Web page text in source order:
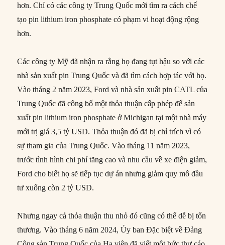
hơn. Chỉ có các công ty Trung Quốc mới tìm ra cách chế
tạo pin lithium iron phosphate có phạm vi hoạt động rộng
hơn.
Các công ty Mỹ đã nhận ra rằng họ đang tụt hậu so với các
nhà sản xuất pin Trung Quốc và đã tìm cách hợp tác với họ.
Vào tháng 2 năm 2023, Ford và nhà sản xuất pin CATL của
Trung Quốc đã công bố một thỏa thuận cấp phép để sản
xuất pin lithium iron phosphate ở Michigan tại một nhà máy
mới trị giá 3,5 tỷ USD. Thỏa thuận đó đã bị chỉ trích vì có
sự tham gia của Trung Quốc. Vào tháng 11 năm 2023,
trước tình hình chi phí tăng cao và nhu cầu về xe điện giảm,
Ford cho biết họ sẽ tiếp tục dự án nhưng giảm quy mô đầu
tư xuống còn 2 tỷ USD.
Nhưng ngay cả thỏa thuận thu nhỏ đó cũng có thể dễ bị tổn
thương. Vào tháng 6 năm 2024, Ủy ban Đặc biệt về Đảng